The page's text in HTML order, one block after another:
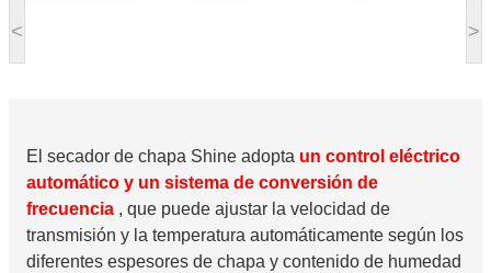
< >
El secador de chapa Shine adopta un control eléctrico
automático y un sistema de conversión de
frecuencia , que puede ajustar la velocidad de
transmisión y la temperatura automáticamente según los
diferentes espesores de chapa y contenido de humedad